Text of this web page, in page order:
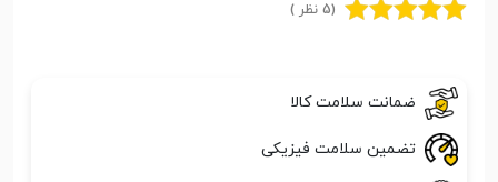
(5 نظر )
ضمانت سلامت کالا
تضمین سلامت فیزیکی